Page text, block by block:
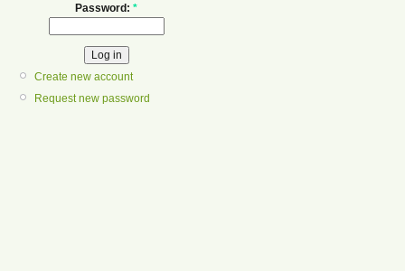
Password: *
Create new account
Request new password